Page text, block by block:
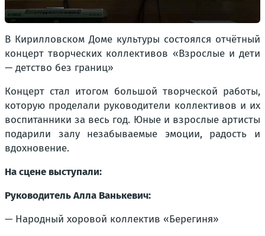
В Кирилловском Доме культуры состоялся отчётный
концерт творческих коллективов «Взрослые и дети
— детство без границ»
Концерт стал итогом большой творческой работы,
которую проделали руководители коллективов и их
воспитанники за весь год. Юные и взрослые артисты
подарили залу незабываемые эмоции, радость и
вдохновение.
На сцене выступали:
Руководитель Алла Ванькевич:
— Народный хоровой коллектив «Берегиня»